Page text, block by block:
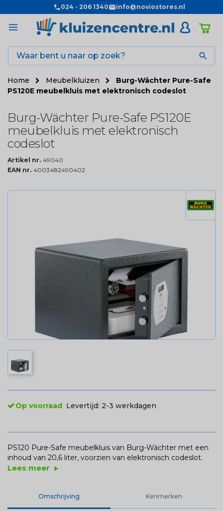
024 - 206 1340 info@noviostores.nl

Home Meubelkluizen
Burg-Wächter Pure-Safe
PS120E meubelkluis met elektronisch codeslot
Burg-Wächter Pure-Safe PS120E
meubelkluis met elektronisch
codeslot
Artikel nr. 49040
EAN nr. 4003482490402
Op voorraad Levertijd: 2-3 werkdagen
PS120 Pure-Safe meubelkluis van Burg-Wächter met een
inhoud van 20,6 liter, voorzien van elektronisch codeslot.
Lees meer play_arrow
Omschrijving Kenmerken